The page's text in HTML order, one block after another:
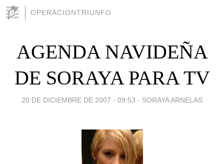
OPERACIONTRIUNFO
AGENDA NAVIDEÑA
DE SORAYA PARA TV
20 DE DICIEMBRE DE 2007 - 09:53 - SORAYA ARNELAS